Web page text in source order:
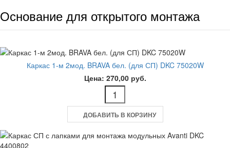
Основание для открытого монтажа
Каркас 1-м 2мод. BRAVA бел. (для СП) DKC 75020W
Цена: 270,00 руб.
ДОБАВИТЬ В КОРЗИНУ